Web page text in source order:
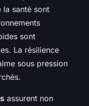
la santé sont
sont
La résilience
sous pression
assurent non